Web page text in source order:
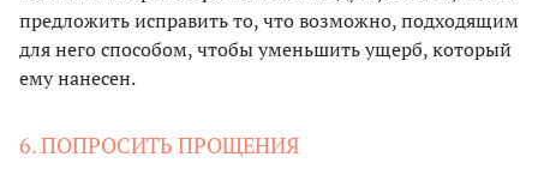
предложить исправить то, что возможно, подходящим
для него способом, чтобы уменьшить ущерб, который
ему нанесен.
6. ПОПРОСИТЬ ПРОЩЕНИЯ